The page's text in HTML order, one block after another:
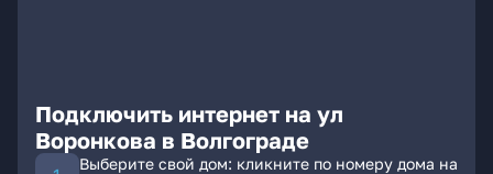
Подключить интернет на ул
Воронкова в Волгограде
Выберите свой дом: кликните по номеру дома на